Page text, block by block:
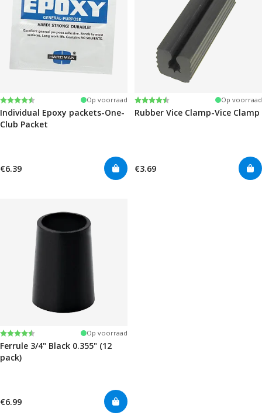
Beoordeling:
4.6 uit 5 sterren Op voorraad
Individual Epoxy packets-One-
Club Packet
€6.39
Beoordeling:
4.6 uit 5 sterren Op voorraad
Rubber Vice Clamp-Vice Clamp
€3.69
Beoordeling:
4.7 uit 5 sterren Op voorraad
Ferrule 3/4" Black 0.355" (12
pack)
€6.99